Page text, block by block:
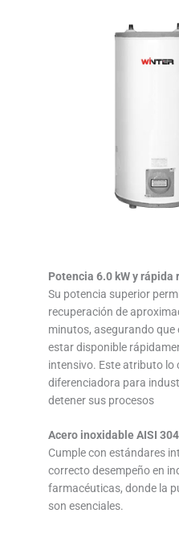
Potencia 6.0 kW y rápida
Su potencia superior
recuperación de
minutos, asegurando que
estar disponible
intensivo. Este atributo lo
diferenciadora para
detener sus procesos
Acero inoxidable AISI 304
Cumple con estándares
correcto desempeño en
farmacéuticas, donde la
son esenciales.